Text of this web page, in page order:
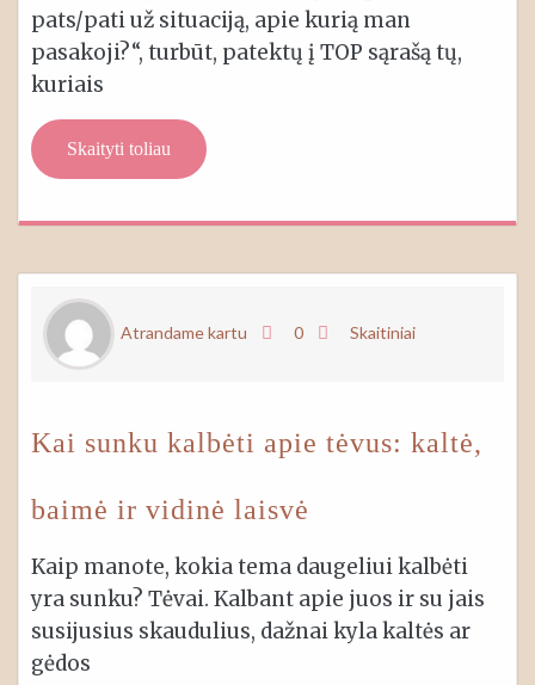
pats/pati už situaciją, apie kurią man
pasakoji?“, turbūt, patektų į TOP sąrašą tų,
kuriais
Skaityti toliau
Atrandame kartu 0 Skaitiniai
Kai sunku kalbėti apie tėvus: kaltė,
baimė ir vidinė laisvė
Kaip manote, kokia tema daugeliui kalbėti
yra sunku? Tėvai. Kalbant apie juos ir su jais
susijusius skaudulius, dažnai kyla kaltės ar
gėdos